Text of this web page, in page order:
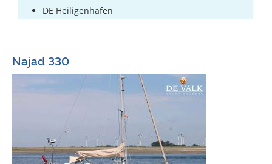
DE Heiligenhafen
Najad 330